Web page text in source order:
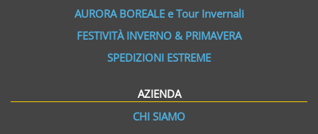
AURORA BOREALE e Tour Invernali
FESTIVITÀ INVERNO & PRIMAVERA
SPEDIZIONI ESTREME
AZIENDA
CHI SIAMO